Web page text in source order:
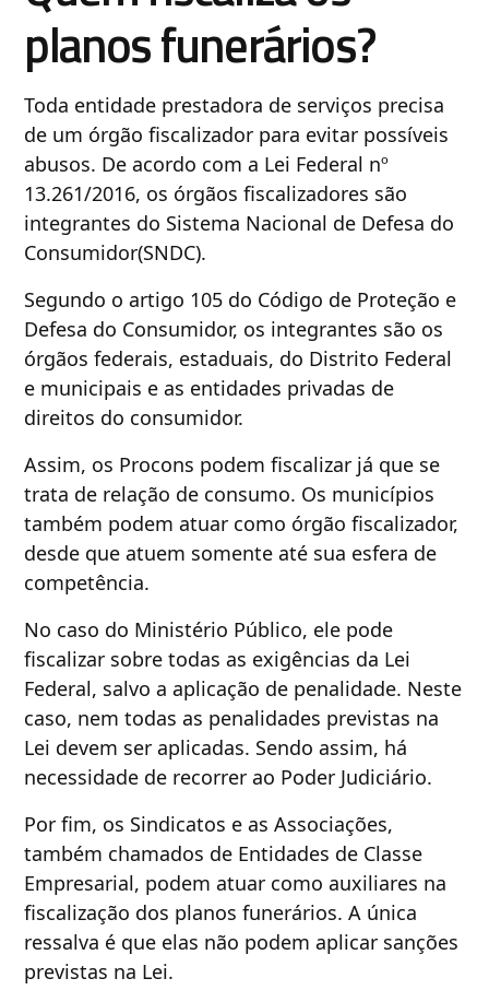
planos funerários?
Toda entidade prestadora de serviços precisa
de um órgão fiscalizador para evitar possíveis
abusos. De acordo com a Lei Federal nº
13.261/2016, os órgãos fiscalizadores são
integrantes do Sistema Nacional de Defesa do
Consumidor(SNDC).
Segundo o artigo 105 do Código de Proteção e
Defesa do Consumidor, os integrantes são os
órgãos federais, estaduais, do Distrito Federal
e municipais e as entidades privadas de
direitos do consumidor.
Assim, os Procons podem fiscalizar já que se
trata de relação de consumo. Os municípios
também podem atuar como órgão fiscalizador,
desde que atuem somente até sua esfera de
competência.
No caso do Ministério Público, ele pode
fiscalizar sobre todas as exigências da Lei
Federal, salvo a aplicação de penalidade. Neste
caso, nem todas as penalidades previstas na
Lei devem ser aplicadas. Sendo assim, há
necessidade de recorrer ao Poder Judiciário.
Por fim, os Sindicatos e as Associações,
também chamados de Entidades de Classe
Empresarial, podem atuar como auxiliares na
fiscalização dos planos funerários. A única
ressalva é que elas não podem aplicar sanções
previstas na Lei.